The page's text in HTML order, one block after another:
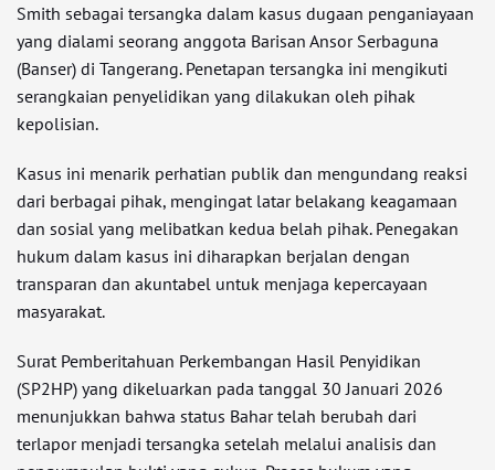
Smith sebagai tersangka dalam kasus dugaan penganiayaan
yang dialami seorang anggota Barisan Ansor Serbaguna
(Banser) di Tangerang. Penetapan tersangka ini mengikuti
serangkaian penyelidikan yang dilakukan oleh pihak
kepolisian.
Kasus ini menarik perhatian publik dan mengundang reaksi
dari berbagai pihak, mengingat latar belakang keagamaan
dan sosial yang melibatkan kedua belah pihak. Penegakan
hukum dalam kasus ini diharapkan berjalan dengan
transparan dan akuntabel untuk menjaga kepercayaan
masyarakat.
Surat Pemberitahuan Perkembangan Hasil Penyidikan
(SP2HP) yang dikeluarkan pada tanggal 30 Januari 2026
menunjukkan bahwa status Bahar telah berubah dari
terlapor menjadi tersangka setelah melalui analisis dan